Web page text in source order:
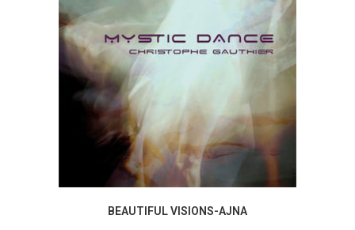
BEAUTIFUL VISIONS-AJNA